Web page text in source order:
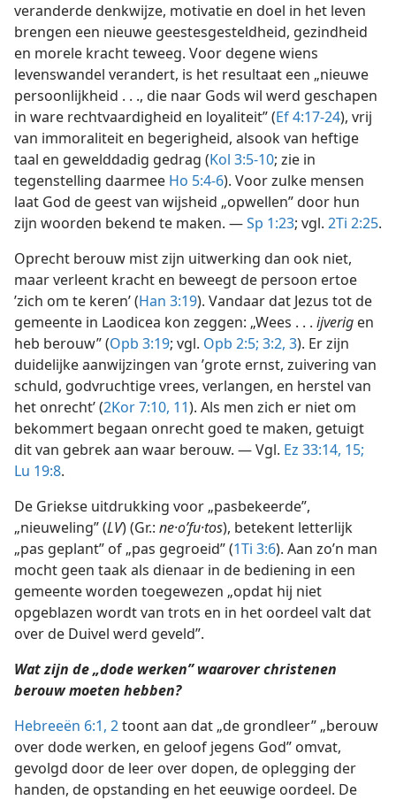
veranderde denkwijze, motivatie en doel in het leven
brengen een nieuwe geestesgesteldheid, gezindheid
en morele kracht teweeg. Voor degene wiens
levenswandel verandert, is het resultaat een „nieuwe
persoonlijkheid . . ., die naar Gods wil werd geschapen
in ware rechtvaardigheid en loyaliteit” (Ef 4:17-24), vrij
van immoraliteit en begerigheid, alsook van heftige
taal en gewelddadig gedrag (Kol 3:5-10; zie in
tegenstelling daarmee Ho 5:4-6). Voor zulke mensen
laat God de geest van wijsheid „opwellen” door hun
zijn woorden bekend te maken. —Sp 1:23; vgl. 2Ti 2:25.
Oprecht berouw mist zijn uitwerking dan ook niet,
maar verleent kracht en beweegt de persoon ertoe
’zich om te keren’ (Han 3:19). Vandaar dat Jezus tot de
gemeente in Laodicea kon zeggen: „Wees . . . ijverig en
heb berouw” (Opb 3:19; vgl. Opb 2:5; 3:2, 3). Er zijn
duidelijke aanwijzingen van ’grote ernst, zuivering van
schuld, godvruchtige vrees, verlangen, en herstel van
het onrecht’ (2Kor 7:10, 11). Als men zich er niet om
bekommert begaan onrecht goed te maken, getuigt
dit van gebrek aan waar berouw. — Vgl. Ez 33:14, 15;
Lu 19:8.
De Griekse uitdrukking voor „pasbekeerde”,
„nieuweling” (LV) (Gr.: ne·oʹfu·tos), betekent letterlijk
„pas geplant” of „pas gegroeid” (1Ti 3:6). Aan zo’n man
mocht geen taak als dienaar in de bediening in een
gemeente worden toegewezen „opdat hij niet
opgeblazen wordt van trots en in het oordeel valt dat
over de Duivel werd geveld”.
Wat zijn de „dode werken” waarover christenen
berouw moeten hebben?
Hebreeën 6:1, 2toont aan dat „de grondleer” „berouw
over dode werken, en geloof jegens God” omvat,
gevolgd door de leer over dopen, de oplegging der
handen, de opstanding en het eeuwige oordeel. De